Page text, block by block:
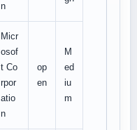
n
Micr
osof
t Co
rpor
atio
n
op
en
M
ed
iu
m